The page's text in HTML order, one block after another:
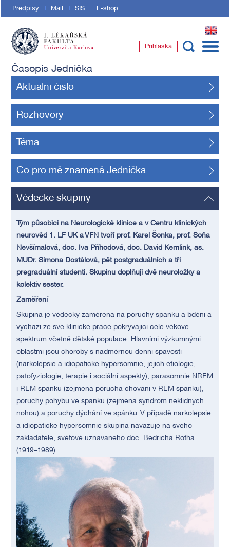
Předpisy Mail SIS E-shop
EN
Přihláška
Časopis Jednička
Aktuální číslo
Rozhovory
Téma
Co pro mě znamená Jednička
Vědecké skupiny
Tým působící na Neurologické klinice a v Centru klinických
neurověd 1. LF UK a VFN tvoří prof. Karel Šonka, prof. Soňa
Nevšímalová, doc. Iva Příhodová, doc. David Kemlink, as.
MUDr. Simona Dostálová, pět postgraduálních a tři
pregraduální studenti. Skupinu doplňují dvě neuroložky a
kolektiv sester.
Zaměření
Skupina je vědecky zaměřena na poruchy spánku a bdění a
vychází ze své klinické práce pokrývající celé věkové
spektrum včetně dětské populace. Hlavními výzkumnými
oblastmi jsou choroby s nadměrnou denní spavostí
(narkolepsie a idiopatické hypersomnie, jejich etiologie,
patofyziologie, terapie i sociální aspekty), parasomnie NREM
i REM spánku (zejména porucha chování v REM spánku),
poruchy pohybu ve spánku (zejména syndrom neklidných
nohou) a poruchy dýchání ve spánku. V případě narkolepsie
a idiopatické hypersomnie skupina navazuje na svého
zakladatele, světově uznávaného doc. Bedřicha Rotha
(1919–1989).